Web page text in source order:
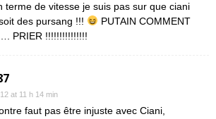
terme de vitesse je suis pas sur que ciani
des pursang !!!
PUTAIN COMMENT
PRIER !!!!!!!!!!!!!!!
at 11 h 14 min
faut pas être injuste avec Ciani,